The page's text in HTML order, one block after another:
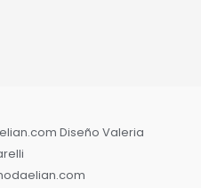
Diseño Valeria